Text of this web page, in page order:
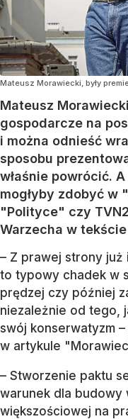
Mateusz Morawiecki, były
Mateusz
gospodarcze na
i można odnieść
sposobu
właśnie powrócić.
mogłyby zdobyć w
"Polityce" czy
Warzecha w
– Z prawej strony
to typowy chadek w
prędzej czy później
niezależnie od tego,
swój konserwatyzm
w artykule
– Stworzenie paktu
warunek dla budowy
większościowej na